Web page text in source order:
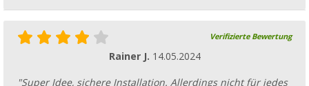
Verifizierte Bewertung
Rainer J. 14.05.2024
"Super Idee, sichere Installation. Allerdings nicht für jedes